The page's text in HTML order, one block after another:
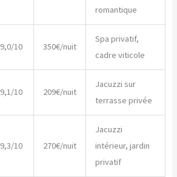
romantique
9,0/10 350€/nuit
Spa privatif,
cadre viticole
9,1/10 209€/nuit
Jacuzzi sur
terrasse privée
9,3/10 270€/nuit
Jacuzzi
intérieur, jardin
privatif